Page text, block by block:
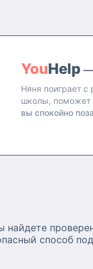
YouHelp —
Няня поиграет с
школы, поможет
вы спокойно
способ